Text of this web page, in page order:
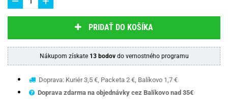
PRIDAŤ DO KOŠÍKA
Nákupom získate 13 bodovdo vernostného programu
Doprava: Kuriér 3,5 €, Packeta 2 €, Balíkovo 1,7 €
Doprava zdarma na objednávky cez Balíkovo nad 35€